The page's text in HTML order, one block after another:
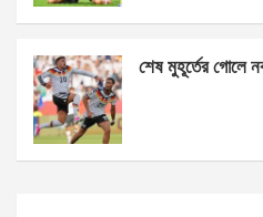
শেষ মুহূর্তের গোলে